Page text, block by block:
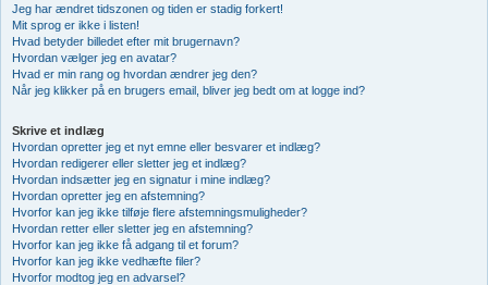
Jeg har ændret tidszonen og tiden er stadig forkert!
Mit sprog er ikke i listen!
Hvad betyder billedet efter mit brugernavn?
Hvordan vælger jeg en avatar?
Hvad er min rang og hvordan ændrer jeg den?
Når jeg klikker på en brugers email, bliver jeg bedt om at logge ind?
Skrive et indlæg
Hvordan opretter jeg et nyt emne eller besvarer et indlæg?
Hvordan redigerer eller sletter jeg et indlæg?
Hvordan indsætter jeg en signatur i mine indlæg?
Hvordan opretter jeg en afstemning?
Hvorfor kan jeg ikke tilføje flere afstemningsmuligheder?
Hvordan retter eller sletter jeg en afstemning?
Hvorfor kan jeg ikke få adgang til et forum?
Hvorfor kan jeg ikke vedhæfte filer?
Hvorfor modtog jeg en advarsel?